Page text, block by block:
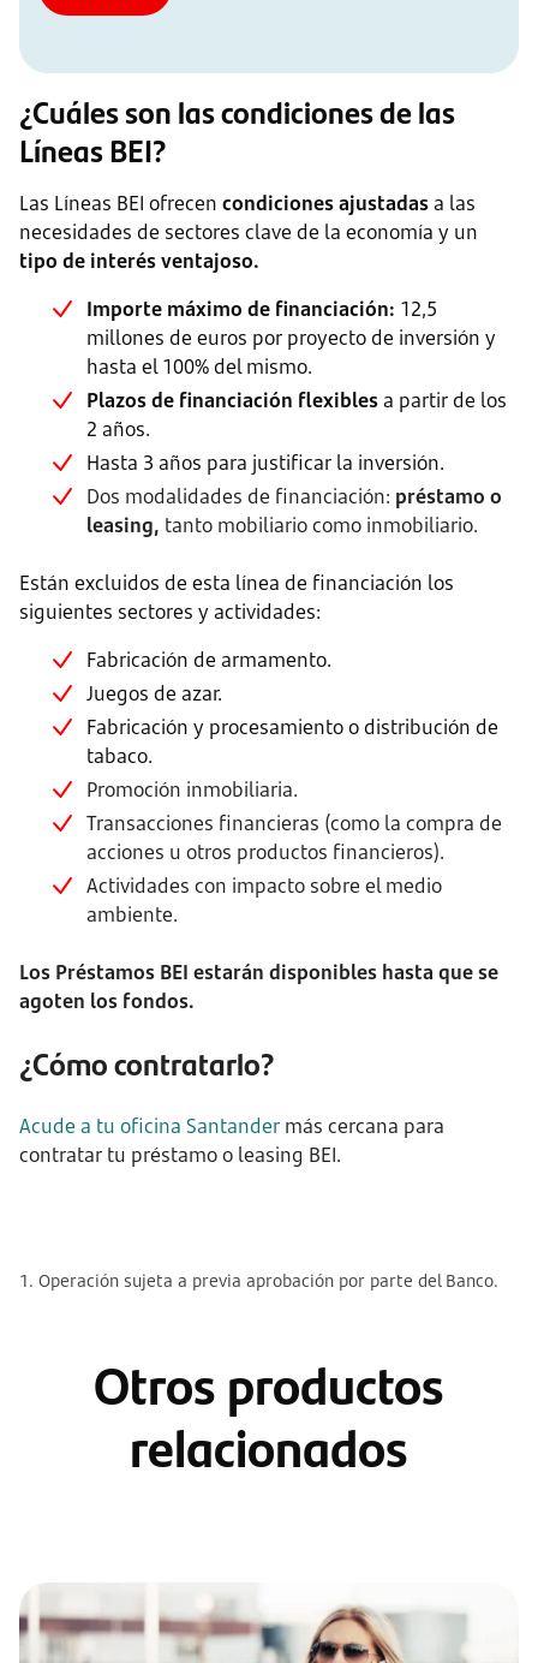
¿Cuáles son las condiciones de las
Líneas BEI?
Las Líneas BEI ofrecen condiciones ajustadasa las
necesidades de sectores clave de la economía y un
tipo de interés ventajoso.
Importe máximo de financiación: 12,5
millones de euros por proyecto de inversión y
hasta el 100% del mismo.
Plazos de financiación flexiblesa partir de los
2 años.
Hasta 3 años para justificar la inversión.
Dos modalidades de financiación: préstamo o
leasing, tanto mobiliario como inmobiliario.
Están excluidos de esta línea de financiación los
siguientes sectores y actividades:
Fabricación de armamento.
Juegos de azar.
Fabricación y procesamiento o distribución de
tabaco.
Promoción inmobiliaria.
Transacciones financieras (como la compra de
acciones u otros productos financieros).
Actividades con impacto sobre el medio
ambiente.
Los Préstamos BEI estarán disponibles hasta que se
agoten los fondos.
¿Cómo contratarlo?
Acude a tu oficina Santander más cercana para
contratar tu préstamo o leasing BEI.
1. Operación sujeta a previa aprobación por parte del Banco.
Otros productos
relacionados